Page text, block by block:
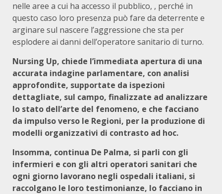
nelle aree a cui ha accesso il pubblico, , perché in
questo caso loro presenza può fare da deterrente e
arginare sul nascere l’aggressione che sta per
esplodere ai danni dell’operatore sanitario di turno.
Nursing Up, chiede l’immediata apertura di una
accurata indagine parlamentare, con analisi
approfondite, supportate da ispezioni
dettagliate, sul campo, finalizzate ad analizzare
lo stato dell’arte del fenomeno, e che facciano
da impulso verso le Regioni, per la produzione di
modelli organizzativi di contrasto ad hoc.
Insomma, continua De Palma, si parli con gli
infermieri e con gli altri operatori sanitari che
ogni giorno lavorano negli ospedali italiani, si
raccolgano le loro testimonianze, lo facciano in